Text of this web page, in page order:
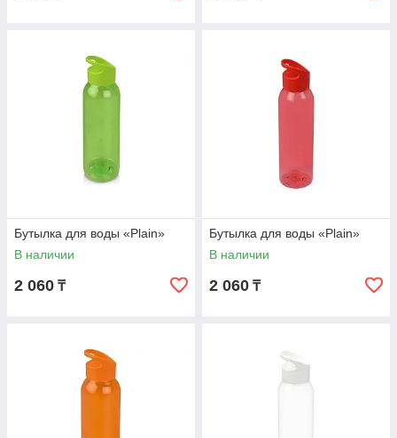
Бутылка для воды «Plain»
В наличии
2 060 ₸
Бутылка для воды «Plain»
В наличии
2 060 ₸